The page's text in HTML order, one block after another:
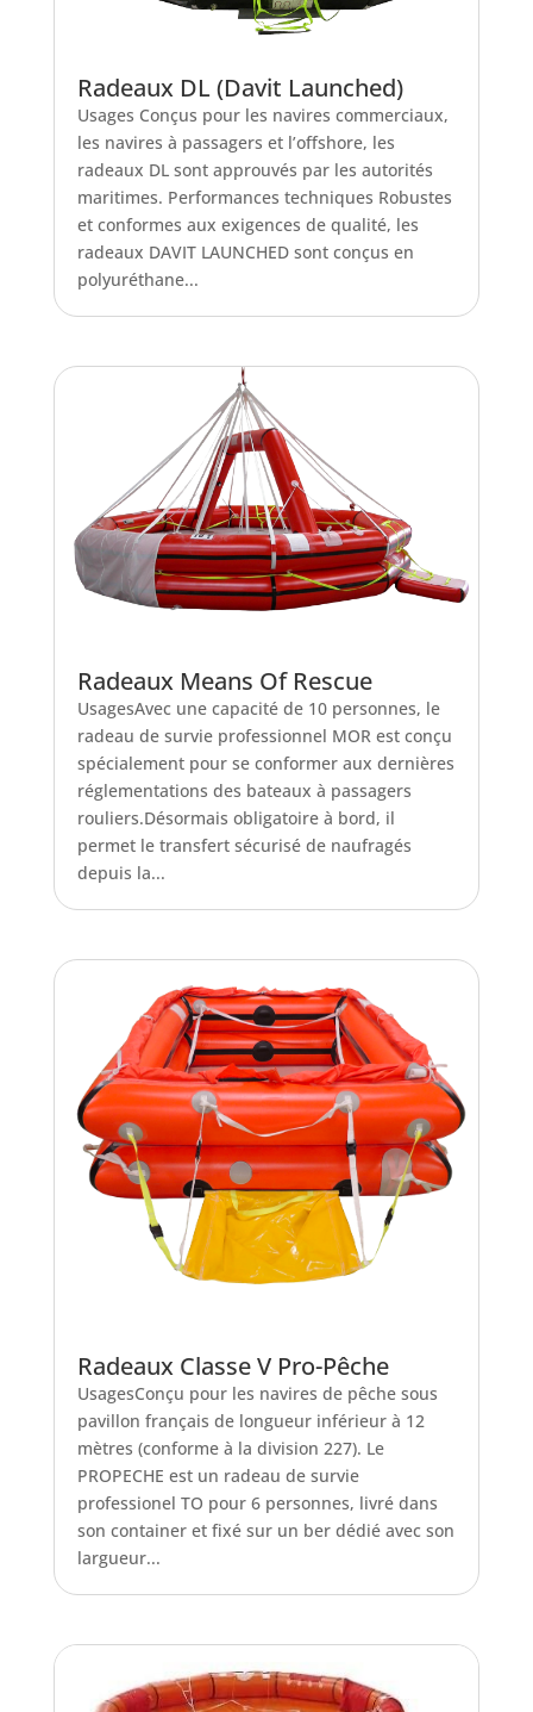
Radeaux DL (Davit Launched)
Usages Conçus pour les navires commerciaux,
les navires à passagers et l’offshore, les
radeaux DL sont approuvés par les autorités
maritimes. Performances techniques Robustes
et conformes aux exigences de qualité, les
radeaux DAVIT LAUNCHED sont conçus en
polyuréthane...
Radeaux Means Of Rescue
UsagesAvec une capacité de 10 personnes, le
radeau de survie professionnel MOR est conçu
spécialement pour se conformer aux dernières
réglementations des bateaux à passagers
rouliers.Désormais obligatoire à bord, il
permet le transfert sécurisé de naufragés
depuis la...
Radeaux Classe V Pro-Pêche
UsagesConçu pour les navires de pêche sous
pavillon français de longueur inférieur à 12
mètres (conforme à la division 227). Le
PROPECHE est un radeau de survie
professionel TO pour 6 personnes, livré dans
son container et fixé sur un ber dédié avec son
largueur...